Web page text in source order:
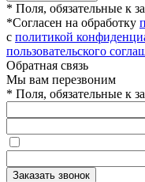
* Поля, обязательные к
*Согласен на обработку
с политикой
пользовательского
Обратная связь
Мы вам перезвоним
* Поля, обязательные к
Заказать звонок